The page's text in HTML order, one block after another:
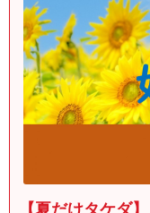
【夏だけタケダ